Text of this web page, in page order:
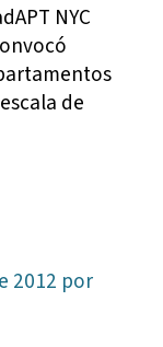
NYC
de
2012 por